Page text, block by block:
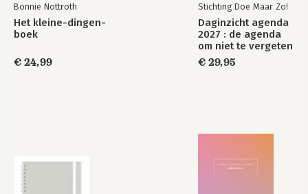
Bonnie Nottroth
Het kleine-dingen-
boek
€ 24,99
Stichting Doe Maar Zo!
Daginzicht agenda
2027 : de agenda
om niet te vergeten
€ 29,95